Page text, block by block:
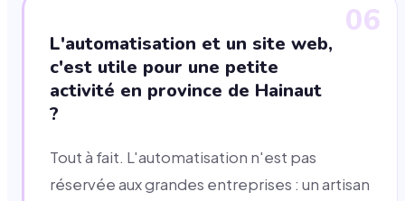
06
L'automatisation et un site web,
c'est utile pour une petite
activité en province de Hainaut
?
Tout à fait. L'automatisation n'est pas
réservée aux grandes entreprises : un artisan